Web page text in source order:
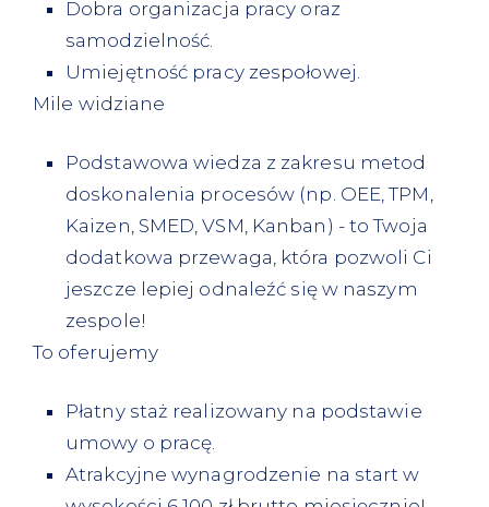
Dobra organizacja pracy oraz
samodzielność.
Umiejętność pracy zespołowej.
Mile widziane
Podstawowa wiedza z zakresu metod
doskonalenia procesów (np. OEE, TPM,
Kaizen, SMED, VSM, Kanban) - to Twoja
dodatkowa przewaga, która pozwoli Ci
jeszcze lepiej odnaleźć się w naszym
zespole!
To oferujemy
Płatny staż realizowany na podstawie
umowy o pracę.
Atrakcyjne wynagrodzenie na start w